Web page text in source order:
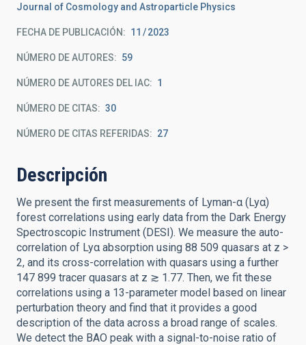
Journal of Cosmology and Astroparticle Physics
FECHA DE PUBLICACIÓN: 11 2023
NÚMERO DE AUTORES 59
NÚMERO DE AUTORES DEL IAC 1
NÚMERO DE CITAS 30
NÚMERO DE CITAS REFERIDAS 27
Descripción
We present the first measurements of Lyman-α (Lyα)
forest correlations using early data from the Dark Energy
Spectroscopic Instrument (DESI). We measure the auto-
correlation of Lyα absorption using 88 509 quasars at z >
2, and its cross-correlation with quasars using a further
147 899 tracer quasars at z ≳ 1.77. Then, we fit these
correlations using a 13-parameter model based on linear
perturbation theory and find that it provides a good
description of the data across a broad range of scales.
We detect the BAO peak with a signal-to-noise ratio of